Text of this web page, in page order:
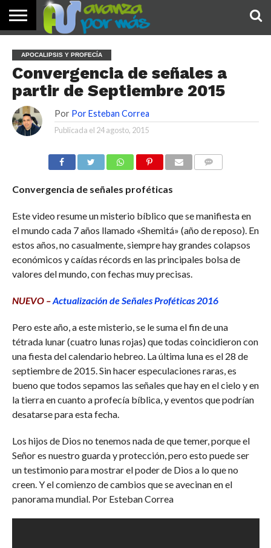
PALABRA
DE HOY
DEVOCIONALES
NOTICIAS
TESTIMONIOS
ORACIONES
SOBRE
NOSOTROS
IMÁGENES
APOCALIPSIS Y PROFECÍA
Convergencia de señales a
partir de Septiembre 2015
Por Por Esteban Correa
Publicada el 24 agosto, 2015
Convergencia de señales proféticas
Este video resume un misterio bíblico que se manifiesta en
el mundo cada 7 años llamado «Shemitá» (año de reposo). En
estos años, no casualmente, siempre hay grandes colapsos
económicos y caídas récords en las principales bolsa de
valores del mundo, con fechas muy precisas.
NUEVO –Actualización de Señales Proféticas 2016
Pero este año, a este misterio, se le suma el fin de una
tétrada lunar (cuatro lunas rojas) que todas coincidieron con
una fiesta del calendario hebreo. La última luna es el 28 de
septiembre de 2015. Sin hacer especulaciones raras, es
bueno que todos sepamos las señales que hay en el cielo y en
la tierra en cuanto a profecía bíblica, y eventos que podrían
desatarse para esta fecha.
Los hijos de Dios no tenemos nada de que temer, porque el
Señor es nuestro guarda y protección, pero esto puede ser
un testimonio para mostrar el poder de Dios a lo que no
creen. Y el comienzo de cambios que se avecinan en el
panorama mundial. Por Esteban Correa